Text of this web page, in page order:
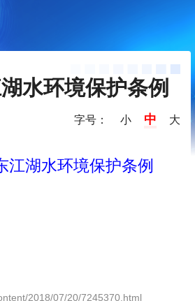
水环境保护条例
字号： 小 中 大
江湖水环境保护条例
2018/07/20/7245370.html